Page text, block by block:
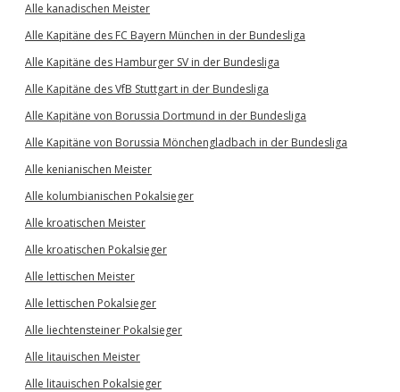
Alle kanadischen Meister
Alle Kapitäne des FC Bayern München in der Bundesliga
Alle Kapitäne des Hamburger SV in der Bundesliga
Alle Kapitäne des VfB Stuttgart in der Bundesliga
Alle Kapitäne von Borussia Dortmund in der Bundesliga
Alle Kapitäne von Borussia Mönchengladbach in der Bundesliga
Alle kenianischen Meister
Alle kolumbianischen Pokalsieger
Alle kroatischen Meister
Alle kroatischen Pokalsieger
Alle lettischen Meister
Alle lettischen Pokalsieger
Alle liechtensteiner Pokalsieger
Alle litauischen Meister
Alle litauischen Pokalsieger